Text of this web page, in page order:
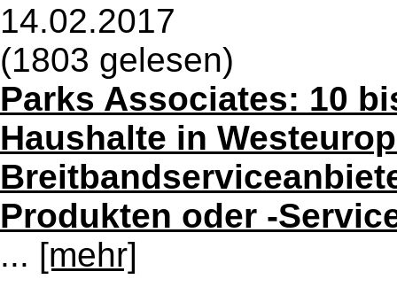
14.02.2017
(1803 gelesen)
Parks Associates: 10
Haushalte in
Produkten oder -
... [mehr]